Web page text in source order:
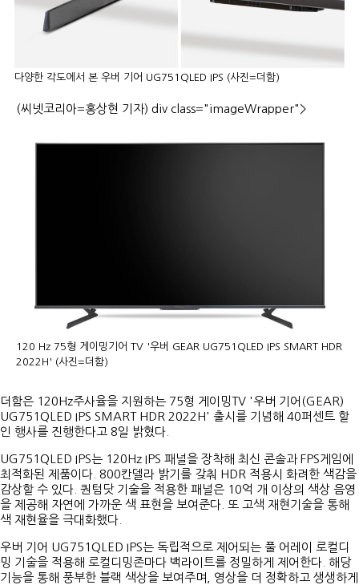
다양한 각도에서 본 우버 기어 UG751QLED IPS (사진=더함)
(씨넷코리아=홍상현 기자) div class="imageWrapper">
120 Hz 75형 게이밍기어 TV '우버 GEAR UG751QLED IPS SMART HDR
2022H' (사진=더함)
더함은 120Hz주사율을 지원하는 75형 게이밍TV '우버 기어(GEAR)
UG751QLED IPS SMART HDR 2022H' 출시를 기념해 40퍼센트 할
인 행사를 진행한다고 8일 밝혔다.
UG751QLED IPS는 120Hz IPS 패널을 장착해 최신 콘솔과 FPS게임에
최적화된 제품이다. 800칸델라 밝기를 갖춰 HDR 적용시 화려한 색감을
감상할 수 있다. 퀀텀닷 기술을 적용한 패널은 10억 개 이상의 색상 음영
을 제공해 자연에 가까운 색 표현을 보여준다. 또 고색 재현기술을 통해
색 재현율을 극대화했다.
우버 기어 UG751QLED IPS는 독립적으로 제어되는 풀 어레이 로컬디
밍 기술을 적용해 로컬디밍존마다 백라이트를 정밀하게 제어한다. 해당
기능을 통해 풍부한 블랙 색상을 보여주며, 영상을 더 정확하고 생생하게